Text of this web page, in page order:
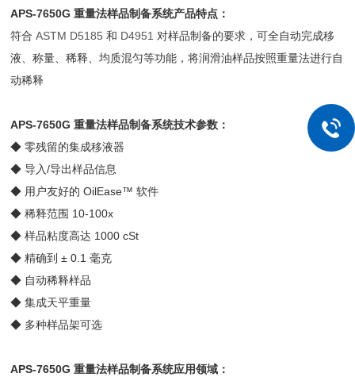
APS-7650G重量法样品制备系统产品特点：
符合 ASTM D5185和 D4951 对样品制备的要求，可全自动完成移
液、称量、稀释、均质混匀等功能，将润滑油样品按照重量法进行自
动稀释
APS-7650G重量法样品制备系统技术参数：
◆ 零残留的集成移液器
◆导入/导出样品信息
◆ 用户友好的 OilEase™ 软件
◆稀释范围 10-100x
◆样品粘度高达 1000 cSt
◆精确到 ± 0.1 毫克
◆ 自动稀释样品
◆集成天平重量
◆ 多种样品架可选
APS-7650G重量法样品制备系统应用领域：